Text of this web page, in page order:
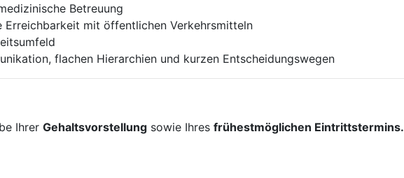
Betreuung
mit öffentlichen Verkehrsmitteln
flachen Hierarchien und kurzen Entscheidungswegen
Ihrer Gehaltsvorstellung sowie Ihres frühestmöglichen Eintrittstermins.